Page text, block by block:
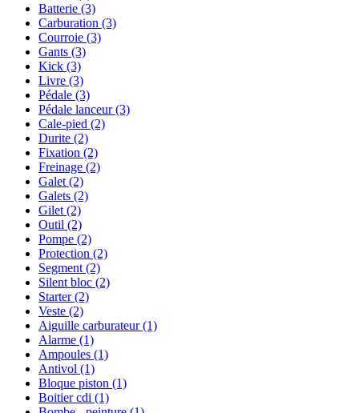
Batterie (3)
Carburation (3)
Courroie (3)
Gants (3)
Kick (3)
Livre (3)
Pédale (3)
Pédale lanceur(3)
Cale-pied (2)
Durite (2)
Fixation (2)
Freinage (2)
Galet (2)
Galets (2)
Gilet (2)
Outil (2)
Pompe (2)
Protection (2)
Segment (2)
Silent bloc (2)
Starter(2)
Veste (2)
Aiguille carburateur(1)
Alarme (1)
Ampoules (1)
Antivol (1)
Bloque piston (1)
Boitier cdi (1)